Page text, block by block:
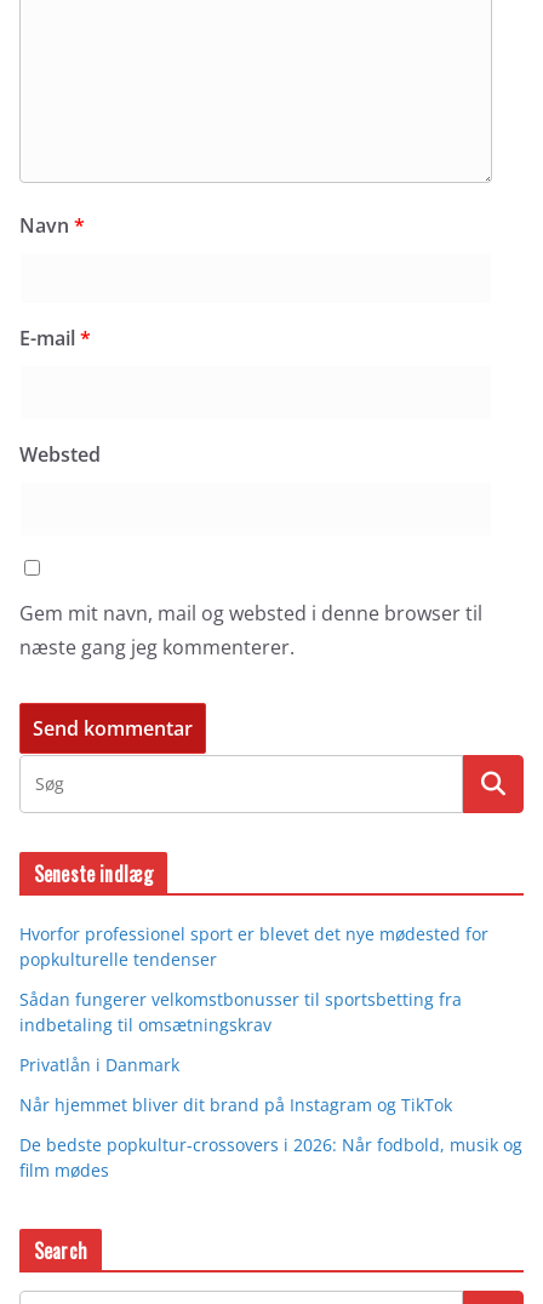
Navn *
E-mail*
Websted
Gem mit navn, mail og websted i denne browser til
næste gang jeg kommenterer.
Seneste indlæg
Hvorfor professionel sport er blevet det nye mødested for
popkulturelle tendenser
Sådan fungerer velkomstbonusser til sportsbetting fra
indbetaling til omsætningskrav
Privatlån i Danmark
Når hjemmet bliver dit brand på Instagram og TikTok
De bedste popkultur-crossovers i 2026: Når fodbold, musik og
film mødes
Search